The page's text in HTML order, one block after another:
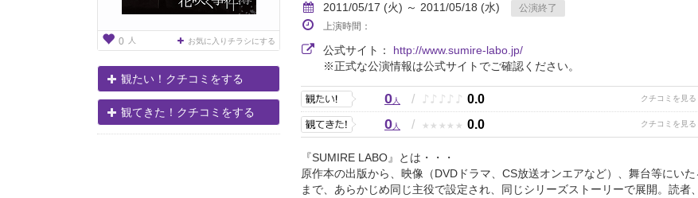
0 人 お気に入りチラシにする
観たい！クチコミをする
観てきた！クチコミをする
2011/05/17 (火) ～ 2011/05/18 (水)
公演終了
上演時間：
公式サイト： http://www.sumire-labo.jp/
※正式な公演情報は公式サイトでご確認ください。
0人 / ♪ ♪ ♪ ♪ ♪ 0.0
0人 / ★ ★ ★ ★ ★ 0.0
『SUMIRE LABO』とは・・・
原作本の出版から、映像（DVDドラマ、CS放送オンエアなど）、舞台等にいた
まで、あらかじめ同じ主役で設定され、同じシリーズストーリーで展開。読者、